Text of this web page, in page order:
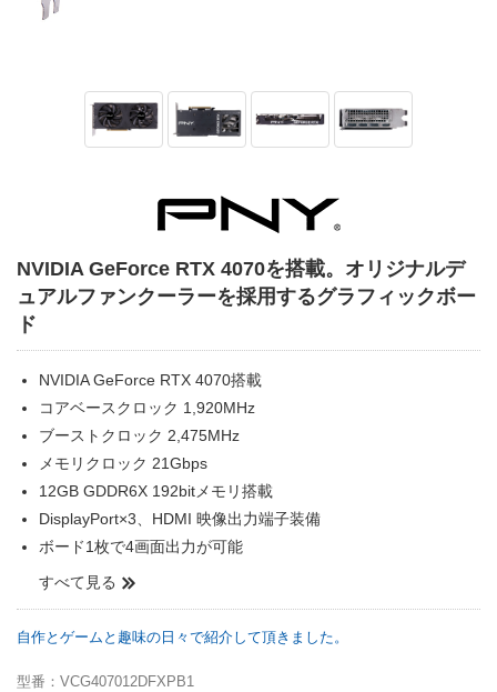
NVIDIA GeForce RTX 4070を搭載。オリジナルデ
ュアルファンクーラーを採用するグラフィックボー
ド
NVIDIA GeForce RTX 4070搭載
コアベースクロック 1,920MHz
ブーストクロック 2,475MHz
メモリクロック 21Gbps
12GB GDDR6X 192bitメモリ搭載
DisplayPort×3、HDMI 映像出力端子装備
ボード1枚で4画面出力が可能
すべて見る
自作とゲームと趣味の日々で紹介して頂きました。
型番：VCG407012DFXPB1